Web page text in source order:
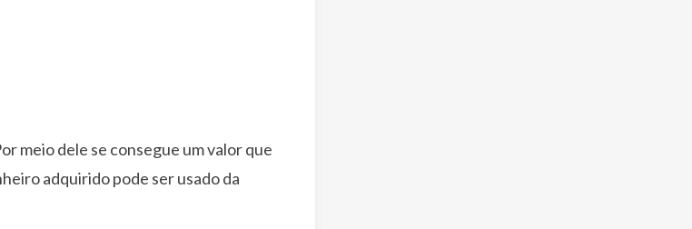
meio dele se consegue um valor que
adquirido pode ser usado da